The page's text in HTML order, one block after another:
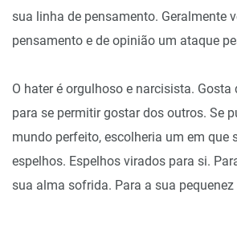
sua linha de pensamento. Geralmente
pensamento e de opinião um ataque
O hater é orgulhoso e narcisista. Gosta
para se permitir gostar dos outros. Se
mundo perfeito, escolheria um em que
espelhos. Espelhos virados para si.
sua alma sofrida. Para a sua